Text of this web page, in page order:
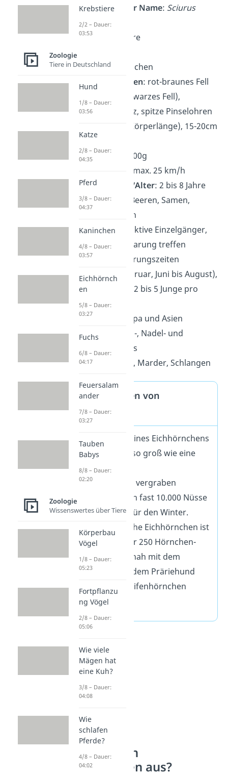
Wissenschaftlicher Name: Sciurus
vulgaris
Ordnung
: Nagetiere
Familie
Gattung: Eichhörnchen
Merkmale/Aussehen: rot-braunes Fell
(seltener auch schwarzes Fell),
buschiger Schwanz, spitze Pinselohren
: 20-25cm (Körperlänge), 15-20cm
(Schwanzlänge)
Gewicht: 200 bis 400g
: max. 25 km/h
Lebenserwartung/Alter: 2 bis 8 Jahre
Nahrung: Nüsse, Beeren, Samen,
Vogeleier, Insekten
Lebensweise: tagaktive Einzelgänger,
die sich nur zur Paarung treffen
Paarung:
zwei Paarungszeiten
(Dezember bis Februar, Juni bis August),
38 Tage Tragezeit, 2 bis 5 Junge pro
Wurf
Verbreitung
: Europa und Asien
Lebensraum
: Laub-, Nadel- und
Mischwälder, Parks
Feinde: Greifvögel, Marder, Schlangen
Besonderheiten von
Eichhörnchen
Das Gehirn eines Eichhörnchens
ist nur etwa so groß wie eine
Walnuss.
Jeden Herbst vergraben
Eichhörnchen fast 10.000 Nüsse
und Samen für den Winter.
Das eurasische Eichhörnchen ist
eine von über 250 Hörnchen-
Arten. Es ist nah mit dem
Murmeltier, dem Präriehund
und den Streifenhörnchen
verwandt.
Wie sieht ein
Eichhörnchen aus?
Krebstiere
2/2 – Dauer:
03:53
Zoologie
Tiere in Deutschland
Hund
1/8 – Dauer:
03:56
Katze
2/8 – Dauer:
04:35
Pferd
3/8 – Dauer:
04:37
Kaninchen
4/8 – Dauer:
03:57
Eichhörnch
en
5/8 – Dauer:
03:27
Fuchs
6/8 – Dauer:
04:17
Feuersalam
ander
7/8 – Dauer:
03:27
Tauben
Babys
8/8 – Dauer:
02:20
Zoologie
Wissenswertes über Tiere
Körperbau
Vögel
1/8 – Dauer:
05:23
Fortpflanzu
ng Vögel
2/8 – Dauer:
05:06
Wie viele
Mägen hat
eine Kuh?
3/8 – Dauer:
04:08
Wie
schlafen
Pferde?
4/8 – Dauer:
04:02